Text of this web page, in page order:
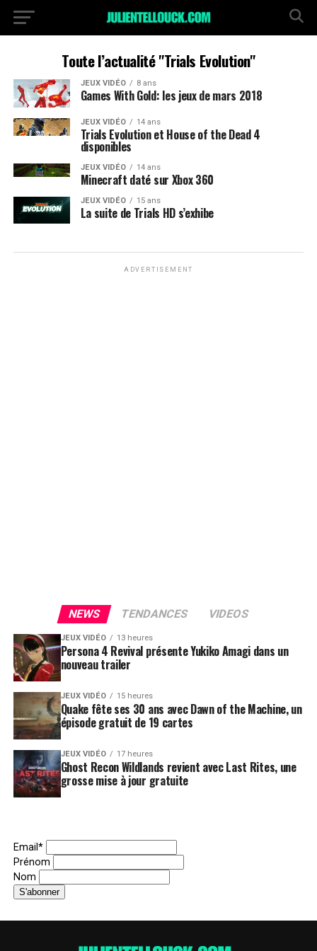
Toute l’actualité "Trials Evolution"
JEUX VIDÉO 8 ans
Games With Gold: les jeux de mars 2018
JEUX VIDÉO 14 ans
Trials Evolution et House of the Dead 4
disponibles
JEUX VIDÉO 14 ans
Minecraft daté sur Xbox 360
JEUX VIDÉO 15 ans
La suite de Trials HD s’exhibe
ADVERTISEMENT
NEWS TENDANCES VIDEOS
JEUX VIDÉO 13 heures
Persona 4 Revival présente Yukiko Amagi dans un
nouveau trailer
JEUX VIDÉO 15 heures
Quake fête ses 30 ans avec Dawn of the Machine, un
épisode gratuit de 19 cartes
JEUX VIDÉO 17 heures
Ghost Recon Wildlands revient avec Last Rites, une
grosse mise à jour gratuite
Email*
Prénom
Nom